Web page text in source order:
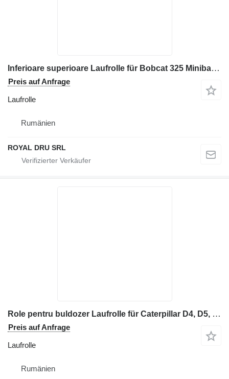
Inferioare superioare Laufrolle für Bobcat 325 Minibagger
Preis auf Anfrage
Laufrolle
Rumänien
ROYAL DRU SRL
Role pentru buldozer Laufrolle für Caterpillar D4, D5, D6 Baumaschinen
Preis auf Anfrage
Laufrolle
Rumänien